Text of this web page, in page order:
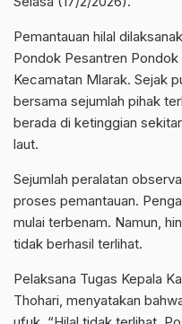
Pemantauan hilal
Pondok Pesantren
Kecamatan Mlarak. Sejak
bersama sejumlah pihak
berada di ketinggian
laut.
Sejumlah peralatan
proses pemantauan.
mulai terbenam. Namun,
tidak berhasil terlihat.
Pelaksana Tugas Kepala
Thohari, menyatakan